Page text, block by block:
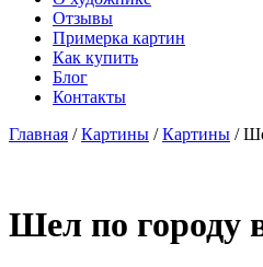
Отзывы
Примерка картин
Как купить
Блог
Контакты
Главная /Картины /Картины /
Шел по городу